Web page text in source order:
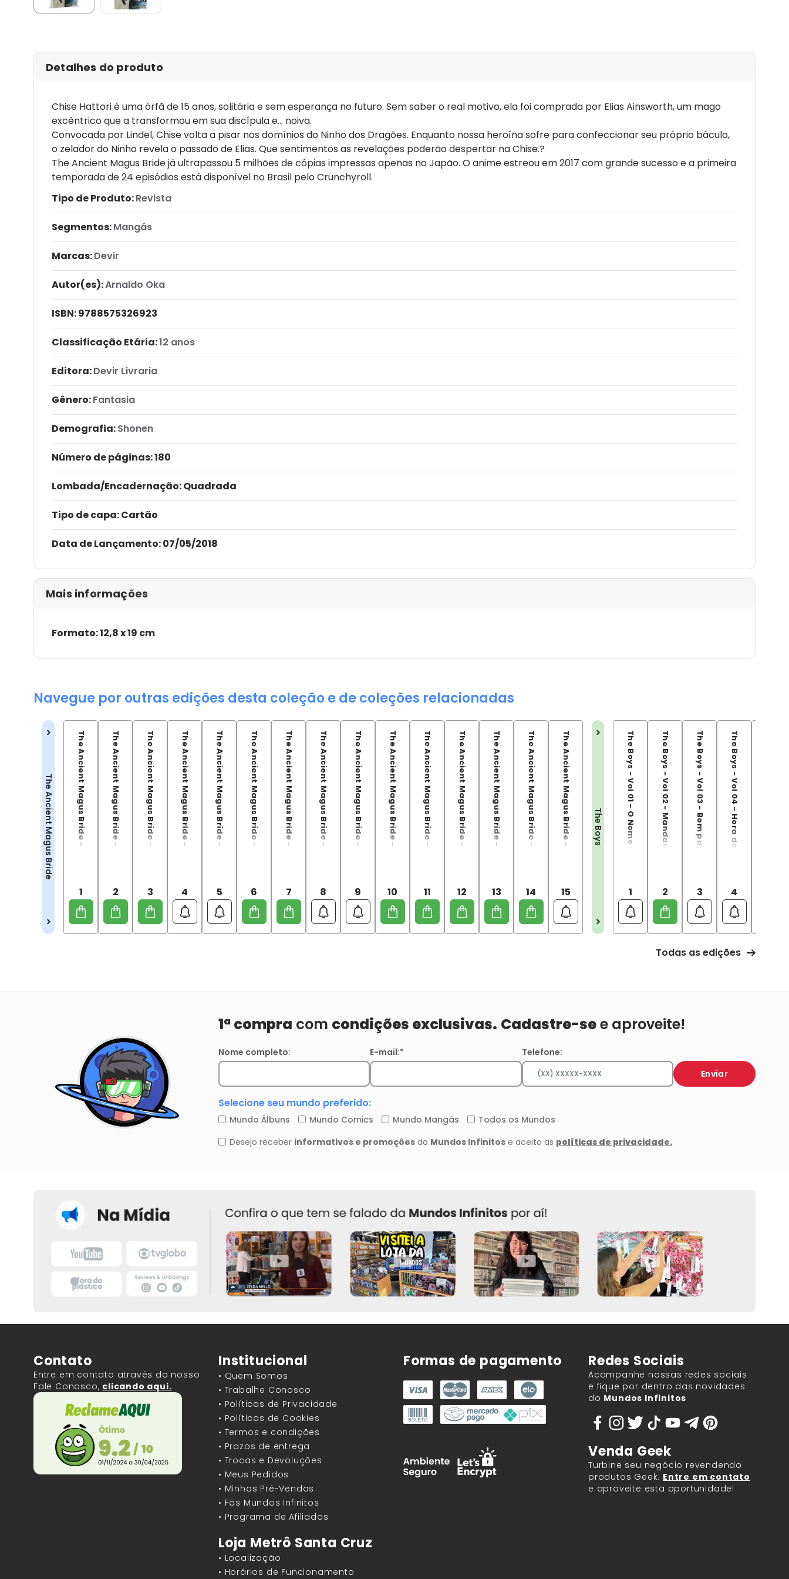
Detalhes do produto
Chise Hattori é uma órfã de 15 anos, solitária e sem esperança no futuro. Sem saber o real motivo, ela foi comprada por Elias Ainsworth, um mago
excêntrico que a transformou em sua discípula e... noiva.
Convocada por Lindel, Chise volta a pisar nos domínios do Ninho dos Dragões. Enquanto nossa heroína sofre para confeccionar seu próprio báculo,
o zelador do Ninho revela o passado de Elias. Que sentimentos as revelações poderão despertar na Chise.?
The Ancient Magus Bride já ultrapassou 5 milhões de cópias impressas apenas no Japão. O anime estreou em 2017 com grande sucesso e a primeira
temporada de 24 episódios está disponível no Brasil pelo Crunchyroll.
Tipo de Produto:Revista
Segmentos:Mangás
Marcas:Devir
Autor(es):Arnaldo Oka
ISBN:9788575326923
Classificação Etária:12 anos
Editora:Devir Livraria
Gênero:Fantasia
Demografia:Shonen
Número de páginas: 180
Lombada/Encadernação: Quadrada
Tipo de capa:Cartão
Data de Lançamento:07/05/2018
Mais informações
Formato: 12,8 x 19 cm
Navegue por outras edições desta coleção e de coleções relacionadas
The Ancient Magus Bride The Ancient Magus Bride - 01
1
The Ancient Magus Bride - 02
2
The Ancient Magus Bride - 03
3
The Ancient Magus Bride - 04
4
The Ancient Magus Bride - 05
5
The Ancient Magus Bride - 06
6
The Ancient Magus Bride - 07
7
The Ancient Magus Bride - 08
8
The Ancient Magus Bride - 09
9
The Ancient Magus Bride - 10
10
The Ancient Magus Bride - 11
11
The Ancient Magus Bride - 12
12
The Ancient Magus Bride - 13
13
The Ancient Magus Bride - 14
14
The Ancient Magus Bride - 15
15
The Boys The Boys - Vol 01 - O Nome do Jogo
1
The Boys - Vol 02 - Mandando Ver
2
The Boys - Vol 03 - Bom para a Alma
3
The Boys - Vol 04 - Hora de Partir
4
Todas as edições
Contato
Entre em contato através do nosso
Fale Conosco, clicando aqui.
Institucional
• Quem Somos
• Trabalhe Conosco
• Políticas de Privacidade
• Políticas de Cookies
• Termos e condições
• Prazos de entrega
• Trocas e Devoluções
• Meus Pedidos
• Minhas Pré-Vendas
• Fãs Mundos Infinitos
• Programa de Afiliados
Loja Metrô Santa Cruz
• Localização
• Horários de Funcionamento
Formas de pagamento Redes Sociais
Acompanhe nossas redes sociais
e fique por dentro das novidades
do Mundos Infinitos
Venda Geek
Turbine seu negócio revendendo
produtos Geek. Entre em contato
e aproveite esta oportunidade!